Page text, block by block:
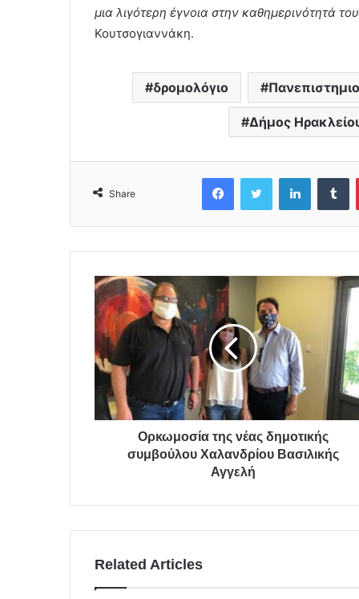
μια λιγότερη έγνοια στην καθημερινότητά
Κουτσογιαννάκη.
δρομολόγιο
Δήμος
Share
Ορκωμοσία της νέας δημοτικής
συμβούλου Χαλανδρίου Βασιλικής
Αγγελή
Related Articles